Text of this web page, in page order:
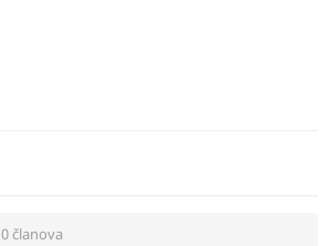
0 članova